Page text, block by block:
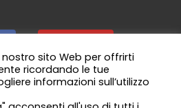
nostro sito Web per offrirti
ricordando le tue
informazioni sull’utilizzo